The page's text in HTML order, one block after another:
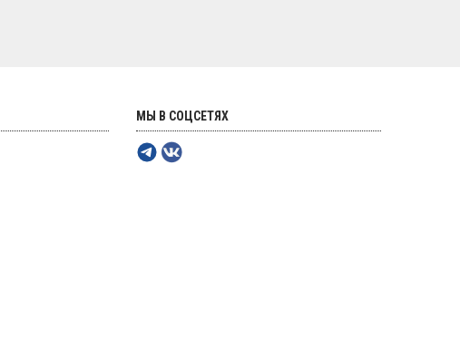
МЫ В СОЦСЕТЯХ